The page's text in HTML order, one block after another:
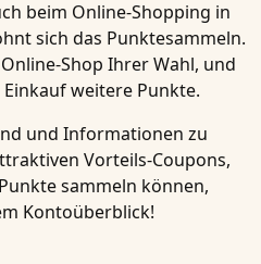
beim Online-Shopping in
sich das Punktesammeln.
Shop Ihrer Wahl, und
weitere Punkte.
und Informationen zu
Vorteils-Coupons,
sammeln können,
Kontoüberblick!